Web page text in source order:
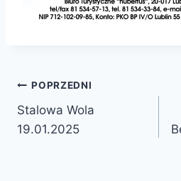
Nawigacja
wpisu
POPRZEDNI
Stalowa Wola
19.01.2025